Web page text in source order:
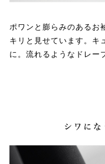
ポワンと膨らみのあるお
キリと見せています。キ
に。流れるようなドレー